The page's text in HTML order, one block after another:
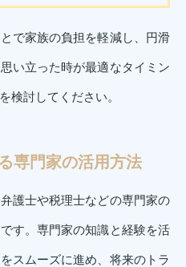
で家族の負担を軽減し、円滑
い立った時が最適なタイミン
検討してください。
専門家の活用方法
護士や税理士などの専門家の
す。専門家の知識と経験を活
スムーズに進め、将来のトラ